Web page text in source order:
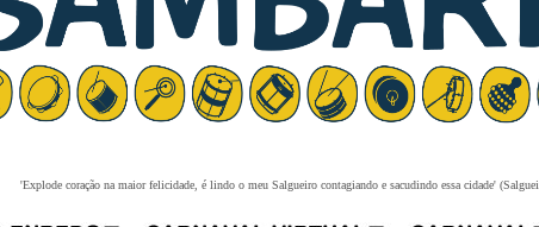
'Explode coração na maior felicidade, é lindo o meu Salgueiro contagiando e sacudindo essa cidade'